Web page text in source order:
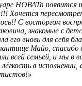
НОВАТа появится
Хочется
С восторгом
знакомые с
его вновь для себя
Майо, спасибо
всей семьей, и мы в
в исполнении,